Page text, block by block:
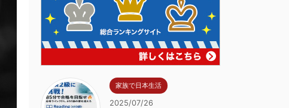
家族で日本生活
2025/07/26